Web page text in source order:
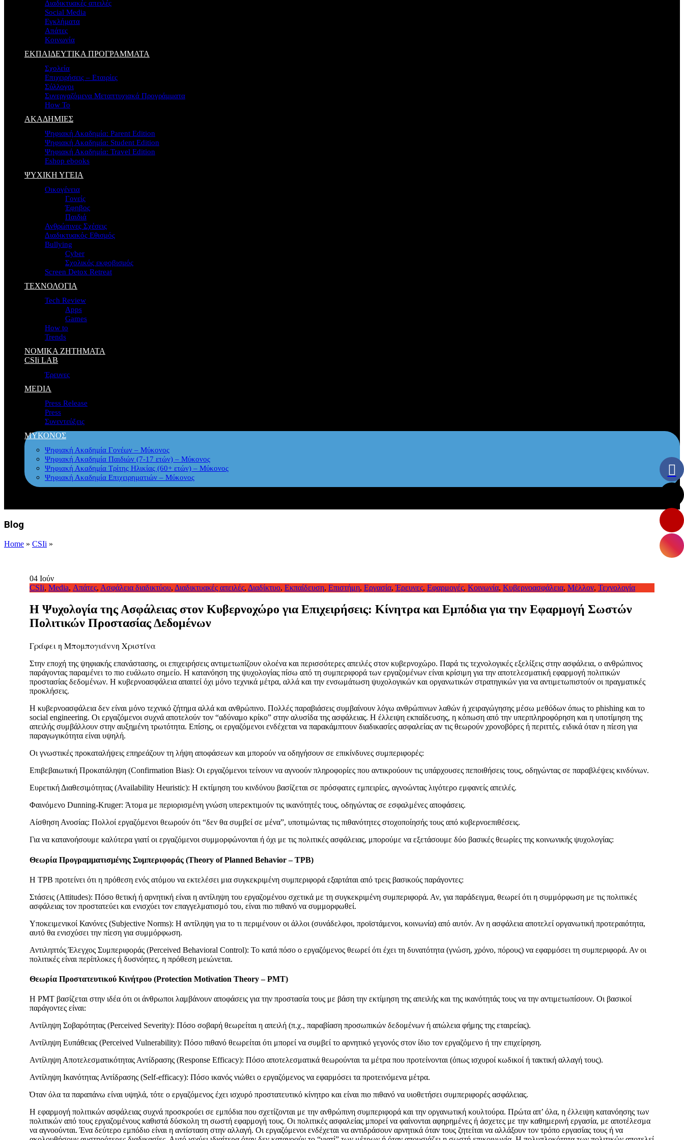
Διαδικτυακές απειλές
Social Media
Εγκλήματα
Απάτες
Κοινωνία
ΕΚΠΑΙΔΕΥΤΙΚΑ ΠΡΟΓΡΑΜΜΑΤΑ
Σχολεία
Επιχειρήσεις – Εταιρίες
Σύλλογοι
Συνεργαζόμενα Μεταπτυχιακά Προγράμματα
How To
ΑΚΑΔΗΜΙΕΣ
Ψηφιακή Ακαδημία: Parent Edition
Ψηφιακή Ακαδημία: Student Edition
Ψηφιακή Ακαδημία: Travel Edition
Eshop ebooks
ΨΥΧΙΚΗ ΥΓΕΙΑ
Οικογένεια
Γονείς
Έφηβος
Παιδιά
Ανθρώπινες Σχέσεις
Διαδικτυακός Εθισμός
Bullying
Cyber
Σχολικός εκφοβισμός
Screen Detox Retreat
ΤΕΧΝΟΛΟΓΙΑ
Tech Review
Apps
Games
How to
Trends
ΝΟΜΙΚΑ ΖΗΤΗΜΑΤΑ
CSIi LAB
Έρευνες
MEDIA
Press Release
Press
Συνεντεύξεις
ΜΥΚΟΝΟΣ
Ψηφιακή Ακαδημία Γονέων – Μύκονος
Ψηφιακή Ακαδημία Παιδιών (7-17 ετών) – Μύκονος
Ψηφιακή Ακαδημία Τρίτης Ηλικίας (60+ ετών) – Μύκονος
Ψηφιακή Ακαδημία Επιχειρηματιών – Μύκονος
Blog
Home » CSIi »
04 Ιούν
CSIi, Media, Απάτες, Ασφάλεια διαδικτύου, Διαδικτυακές απειλές, Διαδίκτυο, Εκπαίδευση, Επιστήμη, Εργασία,Έρευνες, Εφαρμογές, Κοινωνία, Κυβερνοασφάλεια, Μέλλον, Τεχνολογία
Η Ψυχολογία της Ασφάλειας στον Κυβερνοχώρο για Επιχειρήσεις: Κίνητρα και Εμπόδια για την Εφαρμογή Σωστών
Πολιτικών Προστασίας Δεδομένων
Γράφει η Μπομπογιάννη Χριστίνα
Στην εποχή της ψηφιακής επανάστασης, οι επιχειρήσεις αντιμετωπίζουν ολοένα και περισσότερες απειλές στον κυβερνοχώρο. Παρά τις τεχνολογικές εξελίξεις στην ασφάλεια, ο ανθρώπινος
παράγοντας παραμένει το πιο ευάλωτο σημείο. Η κατανόηση της ψυχολογίας πίσω από τη συμπεριφορά των εργαζομένων είναι κρίσιμη για την αποτελεσματική εφαρμογή πολιτικών
προστασίας δεδομένων. Η κυβερνοασφάλεια απαιτεί όχι μόνο τεχνικά μέτρα, αλλά και την ενσωμάτωση ψυχολογικών και οργανωτικών στρατηγικών για να αντιμετωπιστούν οι πραγματικές
προκλήσεις.
Η κυβερνοασφάλεια δεν είναι μόνο τεχνικό ζήτημα αλλά και ανθρώπινο. Πολλές παραβιάσεις συμβαίνουν λόγω ανθρώπινων λαθών ή χειραγώγησης μέσω μεθόδων όπως το phishing και το
social engineering. Οι εργαζόμενοι συχνά αποτελούν τον “αδύναμο κρίκο” στην αλυσίδα της ασφάλειας. Η έλλειψη εκπαίδευσης, η κόπωση από την υπερπληροφόρηση και η υποτίμηση της
απειλής συμβάλλουν στην αυξημένη τρωτότητα. Επίσης, οι εργαζόμενοι ενδέχεται να παρακάμπτουν διαδικασίες ασφαλείας αν τις θεωρούν χρονοβόρες ή περιττές, ειδικά όταν η πίεση για
παραγωγικότητα είναι υψηλή.
Οι γνωστικές προκαταλήψεις επηρεάζουν τη λήψη αποφάσεων και μπορούν να οδηγήσουν σε επικίνδυνες συμπεριφορές:
Επιβεβαιωτική Προκατάληψη (Confirmation Bias): Οι εργαζόμενοι τείνουν να αγνοούν πληροφορίες που αντικρούουν τις υπάρχουσες πεποιθήσεις τους, οδηγώντας σε παραβλέψεις κινδύνων.
Ευρετική Διαθεσιμότητας (Availability Heuristic): Η εκτίμηση του κινδύνου βασίζεται σε πρόσφατες εμπειρίες, αγνοώντας λιγότερο εμφανείς απειλές.
Φαινόμενο Dunning-Kruger: Άτομα με περιορισμένη γνώση υπερεκτιμούν τις ικανότητές τους, οδηγώντας σε εσφαλμένες αποφάσεις.
Αίσθηση Ανοσίας: Πολλοί εργαζόμενοι θεωρούν ότι “δεν θα συμβεί σε μένα”, υποτιμώντας τις πιθανότητες στοχοποίησής τους από κυβερνοεπιθέσεις.
Για να κατανοήσουμε καλύτερα γιατί οι εργαζόμενοι συμμορφώνονται ή όχι με τις πολιτικές ασφάλειας, μπορούμε να εξετάσουμε δύο βασικές θεωρίες της κοινωνικής ψυχολογίας:
Θεωρία Προγραμματισμένης Συμπεριφοράς (Theory of Planned Behavior – TPB)
Η TPB προτείνει ότι η πρόθεση ενός ατόμου να εκτελέσει μια συγκεκριμένη συμπεριφορά εξαρτάται από τρεις βασικούς παράγοντες:
Στάσεις (Attitudes): Πόσο θετική ή αρνητική είναι η αντίληψη του εργαζομένου σχετικά με τη συγκεκριμένη συμπεριφορά. Αν, για παράδειγμα, θεωρεί ότι η συμμόρφωση με τις πολιτικές
ασφάλειας τον προστατεύει και ενισχύει τον επαγγελματισμό του, είναι πιο πιθανό να συμμορφωθεί.
Υποκειμενικοί Κανόνες (Subjective Norms): Η αντίληψη για το τι περιμένουν οι άλλοι (συνάδελφοι, προϊστάμενοι, κοινωνία) από αυτόν. Αν η ασφάλεια αποτελεί οργανωτική προτεραιότητα,
αυτό θα ενισχύσει την πίεση για συμμόρφωση.
Αντιληπτός Έλεγχος Συμπεριφοράς (Perceived Behavioral Control): Το κατά πόσο ο εργαζόμενος θεωρεί ότι έχει τη δυνατότητα (γνώση, χρόνο, πόρους) να εφαρμόσει τη συμπεριφορά. Αν οι
πολιτικές είναι περίπλοκες ή δυσνόητες, η πρόθεση μειώνεται.
Θεωρία Προστατευτικού Κινήτρου (Protection Motivation Theory – PMT)
Η PMT βασίζεται στην ιδέα ότι οι άνθρωποι λαμβάνουν αποφάσεις για την προστασία τους με βάση την εκτίμηση της απειλής και της ικανότητάς τους να την αντιμετωπίσουν. Οι βασικοί
παράγοντες είναι:
Αντίληψη Σοβαρότητας (Perceived Severity): Πόσο σοβαρή θεωρείται η απειλή (π.χ., παραβίαση προσωπικών δεδομένων ή απώλεια φήμης της εταιρείας).
Αντίληψη Ευπάθειας (Perceived Vulnerability): Πόσο πιθανό θεωρείται ότι μπορεί να συμβεί το αρνητικό γεγονός στον ίδιο τον εργαζόμενο ή την επιχείρηση.
Αντίληψη Αποτελεσματικότητας Αντίδρασης (Response Efficacy): Πόσο αποτελεσματικά θεωρούνται τα μέτρα που προτείνονται (όπως ισχυροί κωδικοί ή τακτική αλλαγή τους).
Αντίληψη Ικανότητας Αντίδρασης (Self-efficacy): Πόσο ικανός νιώθει ο εργαζόμενος να εφαρμόσει τα προτεινόμενα μέτρα.
Όταν όλα τα παραπάνω είναι υψηλά, τότε ο εργαζόμενος έχει ισχυρό προστατευτικό κίνητρο και είναι πιο πιθανό να υιοθετήσει συμπεριφορές ασφάλειας.
Η εφαρμογή πολιτικών ασφάλειας συχνά προσκρούει σε εμπόδια που σχετίζονται με την ανθρώπινη συμπεριφορά και την οργανωτική κουλτούρα. Πρώτα απ’ όλα, η έλλειψη κατανόησης των
πολιτικών από τους εργαζομένους καθιστά δύσκολη τη σωστή εφαρμογή τους. Οι πολιτικές ασφαλείας μπορεί να φαίνονται αφηρημένες ή άσχετες με την καθημερινή εργασία, με αποτέλεσμα
να αγνοούνται. Ένα δεύτερο εμπόδιο είναι η αντίσταση στην αλλαγή. Οι εργαζόμενοι ενδέχεται να αντιδράσουν αρνητικά όταν τους ζητείται να αλλάξουν τον τρόπο εργασίας τους ή να